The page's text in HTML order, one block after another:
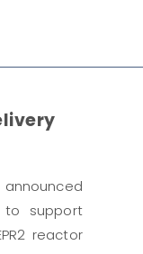
announced
to support
reactor